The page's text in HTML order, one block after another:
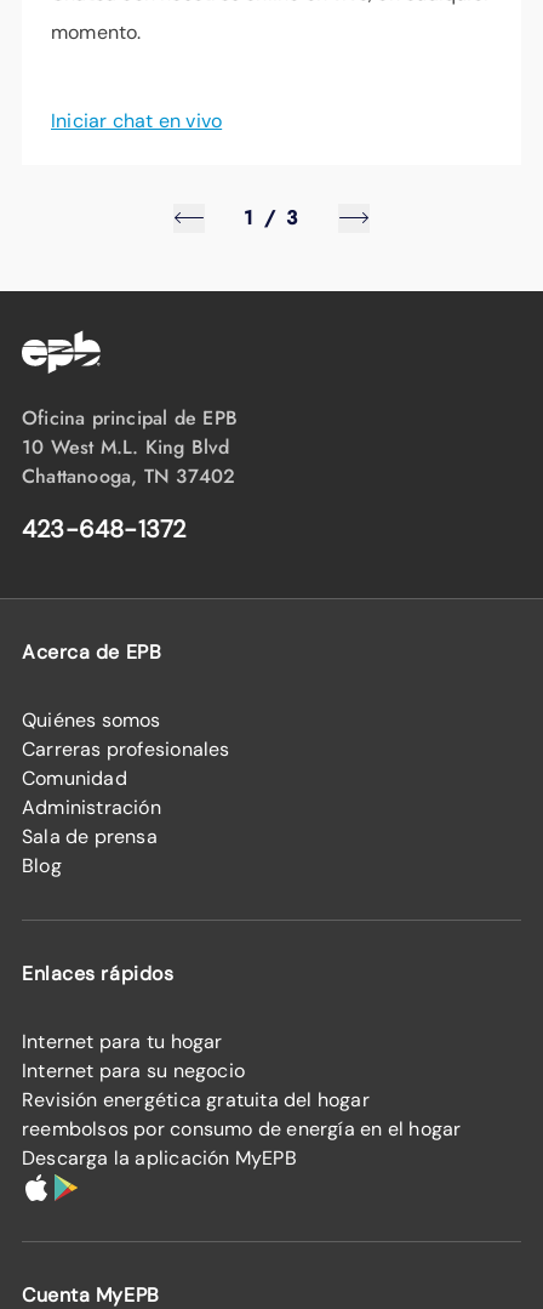
en su día sin tener que ir a una sucursal de
EPB . Haga clic
efectivo en una de estas tiendas.
momento.
Iniciar chat en vivo
1 / 3
Oficina principal de EPB
10 West M.L. King Blvd
Chattanooga, TN 37402
423-648-1372
Acerca de EPB
Quiénes somos
Carreras profesionales
Comunidad
Administración
Sala de prensa
Blog
Enlaces rápidos
Internet para tu hogar
Internet para su negocio
Revisión energética gratuita del hogar
reembolsos por consumo de energía en el hogar
Descarga la aplicación MyEPB
Cuenta MyEPB